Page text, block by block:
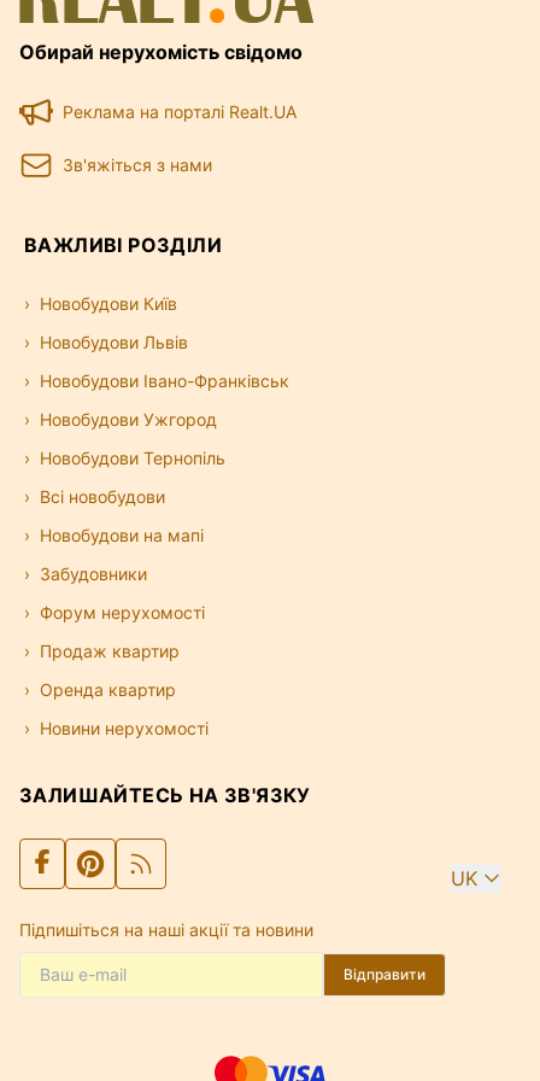
Обирай нерухомість свідомо
Реклама на порталі Realt.UA
Зв'яжіться з нами
ВАЖЛИВІ РОЗДІЛИ
Новобудови Київ
Новобудови Львів
Новобудови Івано-Франківськ
Новобудови Ужгород
Новобудови Тернопіль
Всі новобудови
Новобудови на мапі
Забудовники
Форум нерухомості
Продаж квартир
Оренда квартир
Новини нерухомості
ЗАЛИШАЙТЕСЬ НА ЗВ'ЯЗКУ
UK
Підпишіться на наші акції та новини
Відправити